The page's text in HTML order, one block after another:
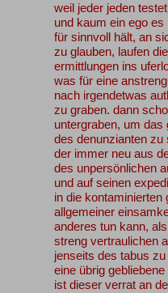
weil jeder jeden testet
und kaum ein ego es
für sinnvoll hält, an
zu glauben, laufen die
ermittlungen ins
was für eine
nach irgendetwas
zu graben. dann
untergraben, um das
des denunzianten
der immer neu aus
des unpersönlichen
und auf seinen
in die kontaminierten
allgemeiner
anderes tun kann,
streng vertraulichen
jenseits des tabus
eine übrig
ist dieser verrat an